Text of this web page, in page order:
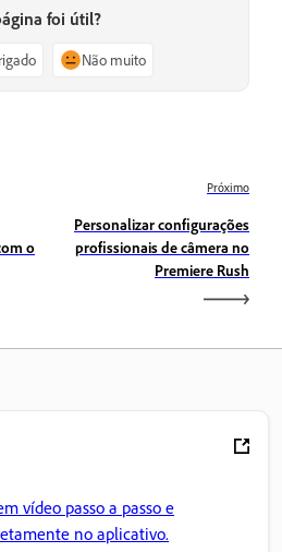
foi útil?
Não muito
o
Próximo
Personalizar configurações
profissionais de câmera no
Premiere Rush
vídeo passo a passo e
no aplicativo.